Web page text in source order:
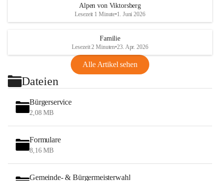
Alpen von Viktorsberg
Lesezeit 1 Minute•1. Juni 2026
Familie
Lesezeit 2 Minuten•23. Apr. 2026
Alle Artikel sehen
Dateien
Bürgerservice
2,08 MB
Formulare
8,16 MB
Gemeinde- & Bürgermeisterwahl